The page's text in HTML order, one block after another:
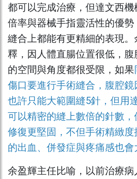
都可以完成治療，但達文西
倍率與器械手指靈活性的優
縫合上都能有更精細的表現
釋，因人體直腸位置很低，
的空間與角度都很受限，如果
傷口要進行手術縫合，腹腔鏡
也許只能大範圍縫5針，但用
可以精密的縫上數倍的針數
修復更堅固，不但手術精緻
的出血、併發症與疼痛感也會
余盈輝主任比喻，以前治療